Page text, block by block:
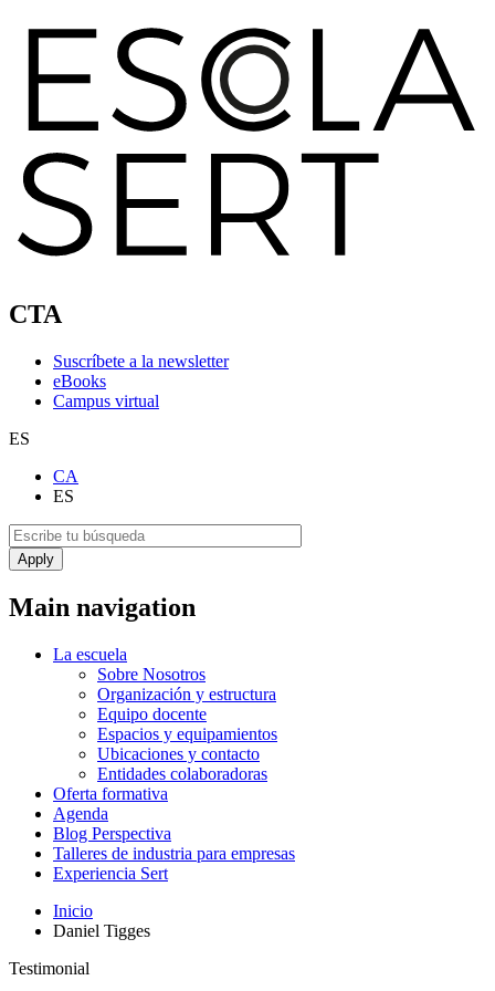
CTA
Suscríbete a la newsletter
eBooks
Campus virtual
ES
CA
ES
Main navigation
La escuela
Sobre Nosotros
Organización y estructura
Equipo docente
Espacios y equipamientos
Ubicaciones y contacto
Entidades colaboradoras
Oferta formativa
Agenda
Blog Perspectiva
Talleres de industria para empresas
Experiencia Sert
Inicio
Daniel Tigges
Testimonial